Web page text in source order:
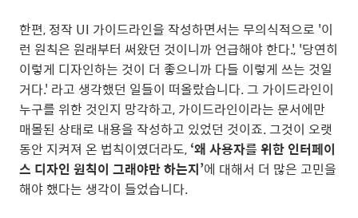
한편, 정작 UI 가이드라인을 작성하면서는 무의식적으로 '이
런 원칙은 원래부터 써왔던 것이니까 언급해야 한다.', '당연히
이렇게 디자인하는 것이 더 좋으니까 다들 이렇게 쓰는 것일
거다.' 라고 생각했던 일들이 떠올랐습니다. 그 가이드라인이
누구를 위한 것인지 망각하고, 가이드라인이라는 문서에만
매몰된 상태로 내용을 작성하고 있었던 것이죠. 그것이 오랫
동안 지켜져 온 법칙이였더라도, ‘왜 사용자를 위한 인터페이
스 디자인 원칙이 그래야만 하는지’에 대해서 더 많은 고민을
해야 했다는 생각이 들었습니다.